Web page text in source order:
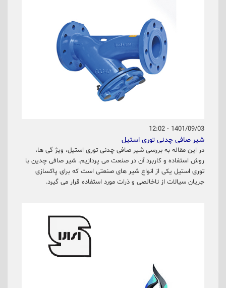
1401/09/03 - 12:02
شیر صافی چدنی توری استیل
در این مقاله به بررسی شیر صافی چدنی توری استیل، ویژ گی ها،
روش استفاده و کاربرد آن در صنعت می پردازیم. شیر صافی چدین با
توری استیل یکی از انواع شیر های صنعتی است که برای پاکسازی
جریان سیالات از ناخالصی و ذرات مورد استفاده قرار می گیرد.